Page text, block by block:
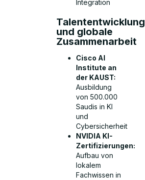
Integration
Talententwicklung
und globale
Zusammenarbeit
Cisco AI
Institute an
der KAUST:
Ausbildung
von 500.000
Saudis in KI
und
Cybersicherheit
NVIDIA KI-
Zertifizierungen:
Aufbau von
lokalem
Fachwissen in